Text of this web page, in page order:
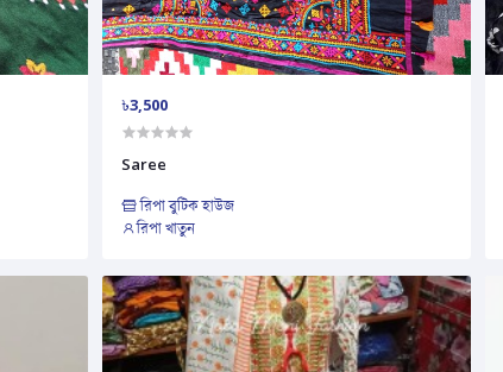
৳3,500
Saree
রিপা বুটিক হাউজ
রিপা খাতুন